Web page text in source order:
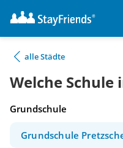
alle Städte
Welche Schule
Grundschule
Grundschule